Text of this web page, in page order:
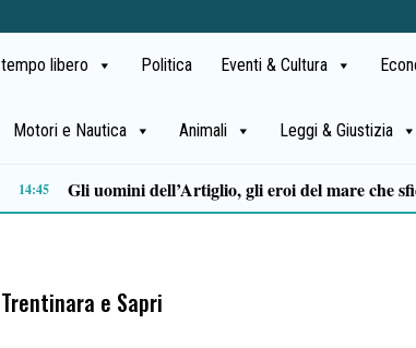
libero Politica Eventi & Cultura
Motori e Nautica Animali Leggi & Giustizia
Stipendi incompleti al Dea di Nocera, Pagani e Scafati. Nursind: «Chi sbaglia deve risponderne» 12:08
e Sapri